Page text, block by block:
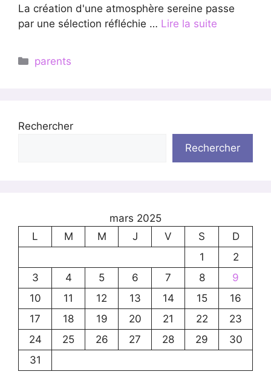
La création d'une atmosphère sereine passe
par une sélection réfléchie … Lire la suite
Catégories
parents
Rechercher
Rechercher
mars 2025
L
M M J V S
D
1
2
3
4 5 6 7 8
9
10
11 12 13 14 15
16
17
18 19 20 21 22
23
24
25 26 27 28 29
30
31